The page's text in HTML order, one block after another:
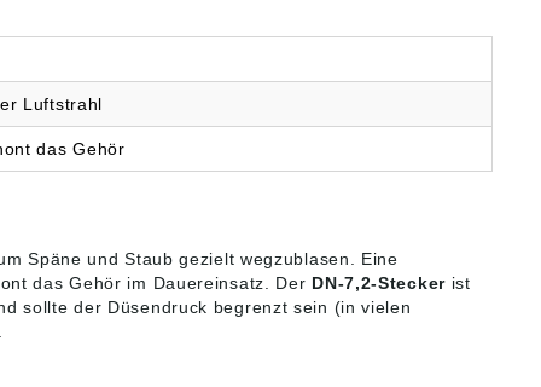
Luftstrahl
das Gehör
Späne und Staub gezielt wegzublasen. Eine
das Gehör im Dauereinsatz. Der DN-7,2-Steckerist
sollte der Düsendruck begrenzt sein (in vielen